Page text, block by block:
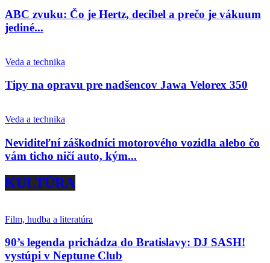
ABC zvuku: Čo je Hertz, decibel a prečo je vákuum
jediné...
Veda a technika
Tipy na opravu pre nadšencov Jawa Velorex 350
Veda a technika
Neviditeľní záškodníci motorového vozidla alebo čo
vám ticho ničí auto, kým...
KULTÚRA
Film, hudba a literatúra
90’s legenda prichádza do Bratislavy: DJ SASH!
vystúpi v Neptune Club